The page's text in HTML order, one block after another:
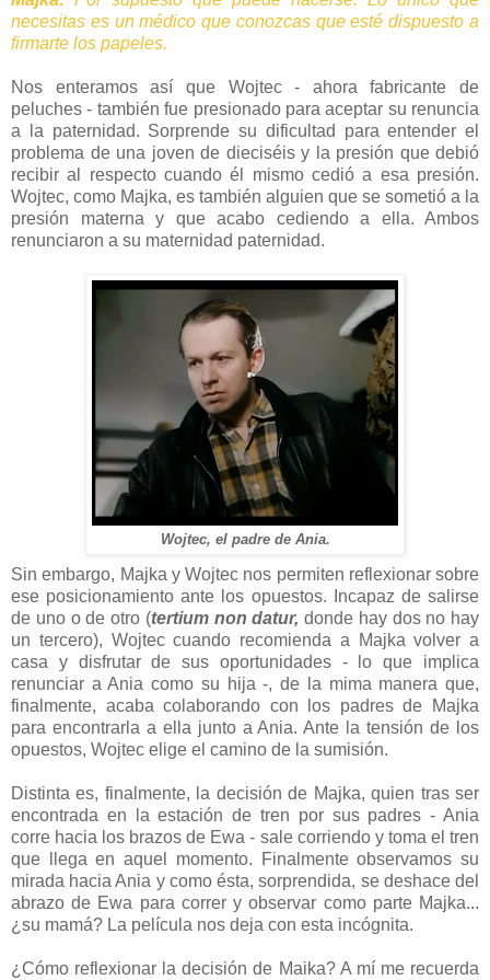
necesitas es un médico que conozcas que esté dispuesto a
firmarte los papeles.
Nos enteramos así que Wojtec - ahora fabricante de
peluches - también fue presionado para aceptar su renuncia
a la paternidad. Sorprende su dificultad para entender el
problema de una joven de dieciséis y la presión que debió
recibir al respecto cuando él mismo cedió a esa presión.
Wojtec, como Majka, es también alguien que se sometió a la
presión materna y que acabo cediendo a ella. Ambos
renunciaron a su maternidad paternidad.
Wojtec, el padre de Ania.
Sin embargo, Majka y Wojtec nos permiten reflexionar sobre
ese posicionamiento ante los opuestos. Incapaz de salirse
de uno o de otro (tertium non datur, donde hay dos no hay
un tercero), Wojtec cuando recomienda a Majka volver a
casa y disfrutar de sus oportunidades - lo que implica
renunciar a Ania como su hija -, de la mima manera que,
finalmente, acaba colaborando con los padres de Majka
para encontrarla a ella junto a Ania. Ante la tensión de los
opuestos, Wojtec elige el camino de la sumisión.
Distinta es, finalmente, la decisión de Majka, quien tras ser
encontrada en la estación de tren por sus padres - Ania
corre hacia los brazos de Ewa - sale corriendo y toma el tren
que llega en aquel momento. Finalmente observamos su
mirada hacia Ania y como ésta, sorprendida, se deshace del
abrazo de Ewa para correr y observar como parte Majka...
¿su mamá? La película nos deja con esta incógnita.
¿Cómo reflexionar la decisión de Maika? A mí me recuerda